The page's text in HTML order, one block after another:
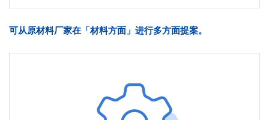
可从原材料厂家在「材料方面」进行多方面提案。